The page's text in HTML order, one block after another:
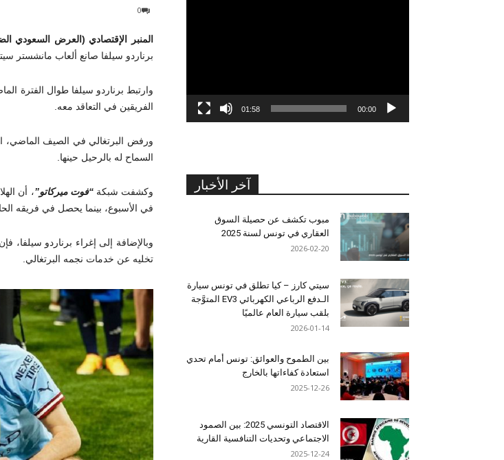
0
المنبر الإقتصادي (العرض السعودي
برناردو سيلفا صانع ألعاب مانشستر
وارتبط برناردو سيلفا طوال الفترة
الفريقين في التعاقد معه.
ورفض البرتغالي في الصيف الماضي،
السماح له بالرحيل حينها.
وكشفت شبكة“فوت ميركاتو”
في الأسبوع، بينما يحصل في فريقه الحالي على
تخليه عن خدمات نجمه البرتغالي.
00:00
01:58
آخر الأخبار
مبوب تكشف عن حصيلة السوق
العقاري في تونس لسنة 2025
2026-02-20
سيتي كارز – كيا تطلق في تونس سيارة
الـدفع الرباعي الكهربائي EV3 المتوَّجة
بلقب سيارة العام عالميًا
2026-01-14
بين الطموح والعوائق: تونس أمام تحدي
استعادة كفاءاتها بالخارج
2025-12-26
الاقتصاد التونسي 2025: بين الصمود
الاجتماعي وتحديات التنافسية القارية
2025-12-24